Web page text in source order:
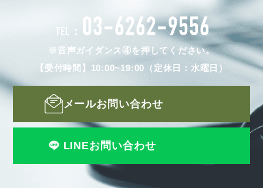
TEL： 03-6262-9556
※音声ガイダンス④を押してください。
【受付時間】10:00~19:00（定休日：水曜日）
メールお問い合わせ
LINEお問い合わせ